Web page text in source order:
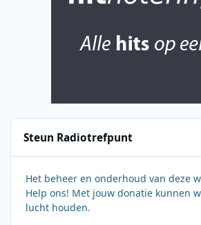
Steun Radiotrefpunt
Het beheer en onderhoud van deze
Help ons! Met jouw donatie kunnen
lucht houden.